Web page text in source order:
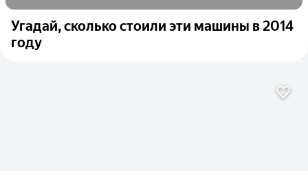
Угадай, сколько стоили эти машины в 2014
году